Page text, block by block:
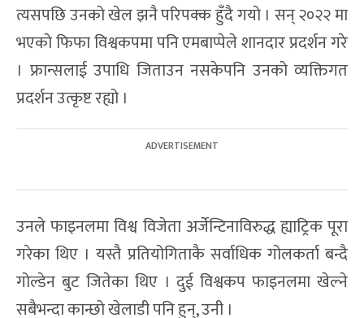
त्यसपछि उनको खेल झनै परिपक्क हुँदै गयो । सन् २०२२ मा
भएको फिफा विश्वकपमा पनि एमबाप्पेले शानदार प्रदर्शन गरे
। फ्रान्सलाई उपाधि जिताउन नसकेपनि उनको व्यक्तिगत
प्रदर्शन उत्कृष्ट रह्यो ।